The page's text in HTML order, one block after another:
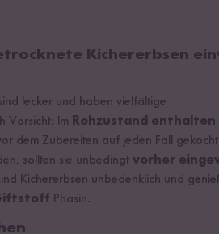
Kichererbsen
lecker und haben vielfältige
Vorsicht: Im Rohzustand enthalten
dem Zubereiten auf jeden Fall
sollten sie unbedingt vorher
Kichererbsen unbedenklich und
Phasin.